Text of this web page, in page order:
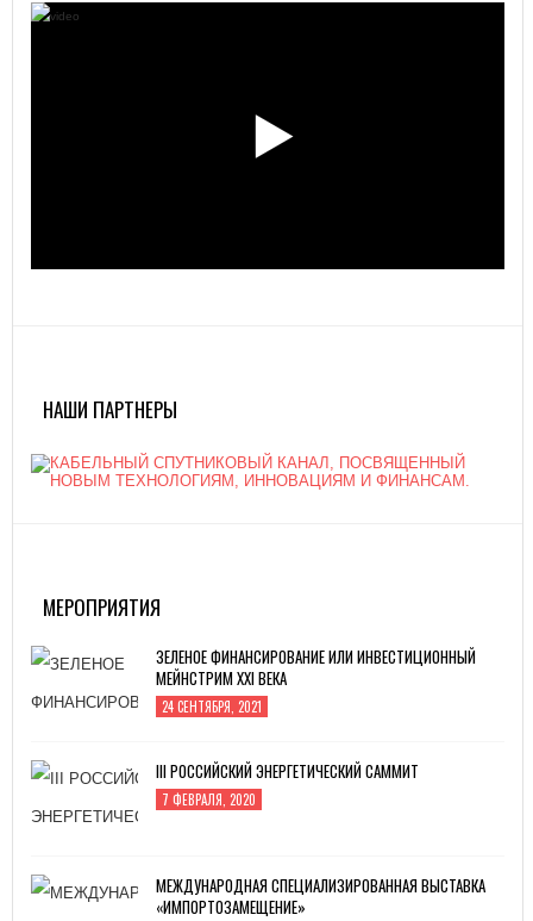
НАШИ ПАРТНЕРЫ
МЕРОПРИЯТИЯ
ЗЕЛЕНОЕ ФИНАНСИРОВАНИЕ ИЛИ ИНВЕСТИЦИОННЫЙ
МЕЙНСТРИМ XXI ВЕКА
24 СЕНТЯБРЯ, 2021
III РОССИЙСКИЙ ЭНЕРГЕТИЧЕСКИЙ САММИТ
7 ФЕВРАЛЯ, 2020
МЕЖДУНАРОДНАЯ СПЕЦИАЛИЗИРОВАННАЯ ВЫСТАВКА
«ИМПОРТОЗАМЕЩЕНИЕ»